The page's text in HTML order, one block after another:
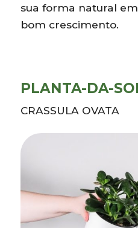
sua forma natural
bom crescimento.
PLANTA-DA-
CRASSULA OVATA